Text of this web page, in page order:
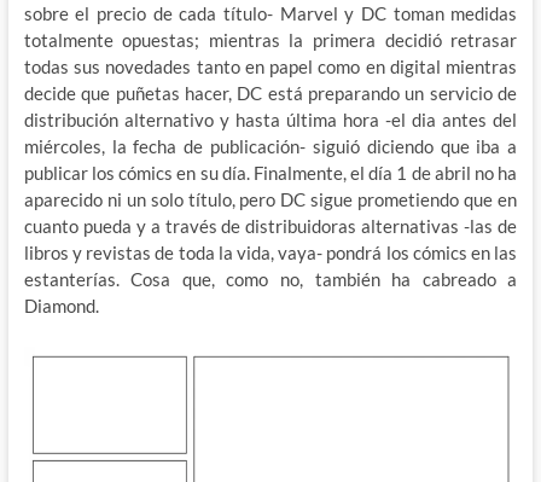
sobre el precio de cada título- Marvel y DC toman medidas
totalmente opuestas; mientras la primera decidió retrasar
todas sus novedades tanto en papel como en digital mientras
decide que puñetas hacer, DC está preparando un servicio de
distribución alternativo y hasta última hora -el dia antes del
miércoles, la fecha de publicación- siguió diciendo que iba a
publicar los cómics en su día. Finalmente, el día 1 de abril no ha
aparecido ni un solo título, pero DC sigue prometiendo que en
cuanto pueda y a través de distribuidoras alternativas -las de
libros y revistas de toda la vida, vaya- pondrá los cómics en las
estanterías. Cosa que, como no, también ha cabreado a
Diamond.